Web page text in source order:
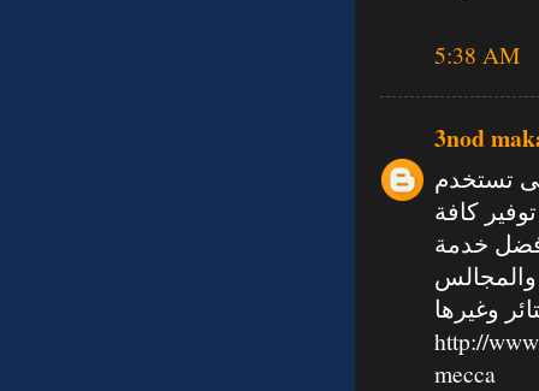
5:38 AM
3nod
تستخدم
كافة
خدمة
والمجالس
وغيرها
http://
mecca